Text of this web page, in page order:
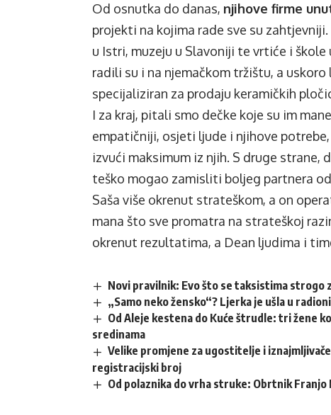
Od osnutka do danas, njihove firme
projekti na kojima rade sve su
u Istri, muzeju u Slavoniji te vrtiće i
radili su i na njemačkom tržištu, a
specijaliziran za prodaju keramičkih
I za kraj, pitali smo dečke koje su im
empatičniji, osjeti ljude i njihove
izvući maksimum iz njih. S druge
teško mogao zamisliti boljeg partnera
Saša više okrenut strateškom, a on
mana što sve promatra na strateškoj
okrenut rezultatima, a Dean ljudima i
Novi pravilnik: Evo što se taksistima strogo
„Samo neko žensko“? Ljerka je ušla u
Od Aleje kestena do Kuće štrudle: tri žene
sredinama
Velike promjene za ugostitelje i
registracijski broj
Od polaznika do vrha struke: Obrtnik